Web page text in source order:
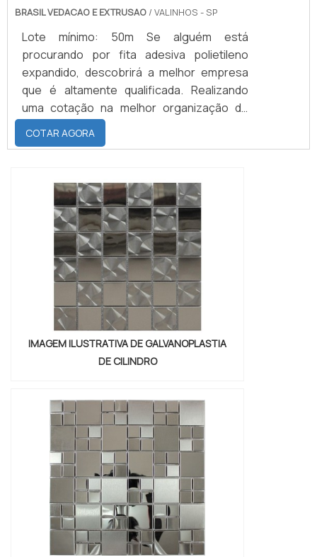
BRASIL VEDACAO E EXTRUSAO / VALINHOS - SP
Lote mínimo: 50m Se alguém está
procurando por fita adesiva polietileno
expandido, descobrirá a melhor empresa
que é altamente qualificada. Realizando
uma cotação na melhor organização do
ramo e descobrindo a maior referência de
qualidade da área de atuação.Quando o
poderá encontrar excelente custo-
benefício com cores sólidas e duráveis,
que não desbotam o...
COTAR AGORA
IMAGEM ILUSTRATIVA DE GALVANOPLASTIA
DE CILINDRO